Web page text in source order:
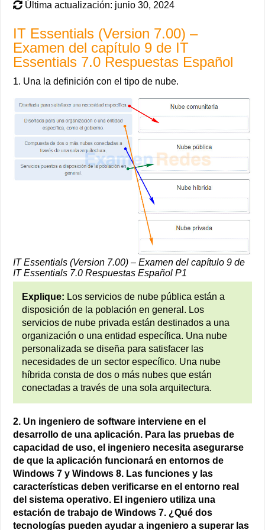
Última actualización: junio 30, 2024
IT Essentials (Version 7.00) –
Examen del capítulo 9 de IT
Essentials 7.0 Respuestas Español
1. Una la definición con el tipo de nube.
IT Essentials (Version 7.00) – Examen del capítulo 9 de
IT Essentials 7.0 Respuestas Español P1
Explique: Los servicios de nube pública están a
disposición de la población en general. Los
servicios de nube privada están destinados a una
organización o una entidad específica. Una nube
personalizada se diseña para satisfacer las
necesidades de un sector específico. Una nube
híbrida consta de dos o más nubes que están
conectadas a través de una sola arquitectura.
2. Un ingeniero de software interviene en el
desarrollo de una aplicación. Para las pruebas de
capacidad de uso, el ingeniero necesita asegurarse
de que la aplicación funcionará en entornos de
Windows 7 y Windows 8. Las funciones y las
características deben verificarse en el entorno real
del sistema operativo. El ingeniero utiliza una
estación de trabajo de Windows 7. ¿Qué dos
tecnologías pueden ayudar a ingeniero a superar las